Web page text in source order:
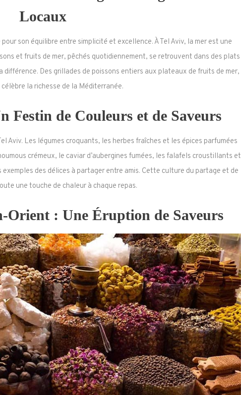
Locaux
son équilibre entre simplicité et excellence. À Tel Aviv, la mer est une
et fruits de mer, pêchés quotidiennement, se retrouvent dans des plats
Des grillades de poissons entiers aux plateaux de fruits de mer,
la richesse de la Méditerranée.
Festin de Couleurs et de Saveurs
Aviv. Les légumes croquants, les herbes fraîches et les épices parfumées
crémeux, le caviar d’aubergines fumées, les falafels croustillants et
des délices à partager entre amis. Cette culture du partage et de
une touche de chaleur à chaque repas.
Orient : Une Éruption de Saveurs